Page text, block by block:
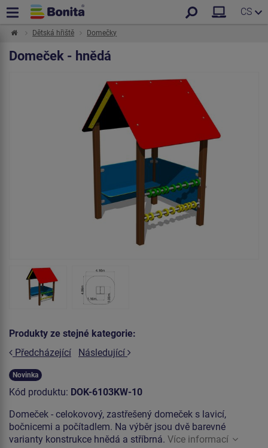
CS
Dětská hřiště Domečky
Domeček - hnědá
Produkty ze stejné kategorie:
Předcházející
Následující
Novinka
Kód produktu: DOK-6103KW-10
Domeček - celokovový, zastřešený domeček s lavicí,
bočnicemi a počítadlem. Na výběr jsou dvě barevné
varianty konstrukce hnědá a stříbrná. Více informací